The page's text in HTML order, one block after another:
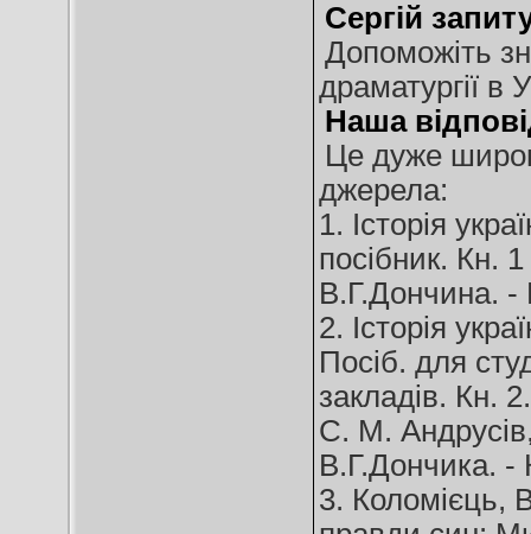
Сергій
Допоможіть
драматургії в
Наша
Це дуже
джерела:
1. Історія
посібник. Кн.
В.Г.Дончина. -
2. Історія
Посіб. для
закладів. Кн.
С. М.
В.Г.Дончика. -
3. Коломієць,